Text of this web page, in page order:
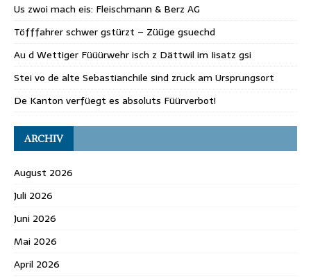
Us zwoi mach eis: Fleischmann & Berz AG
Töfffahrer schwer gstürzt – Züüge gsuechd
Au d Wettiger Füüürwehr isch z Dättwil im Iisatz gsi
Stei vo de alte Sebastianchile sind zruck am Ursprungsort
De Kanton verfüegt es absoluts Füürverbot!
ARCHIV
August 2026
Juli 2026
Juni 2026
Mai 2026
April 2026